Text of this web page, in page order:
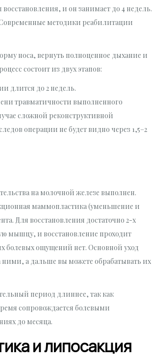
и он занимает до 4 недель.
методики реабилитации
носа, вернуть полноценное дыхание и
состоит из двух этапов:
длится до 2 недель.
травматичности выполненного
сложной реконструктивной
операции не будет видно через 1,5–2
на молочной железе выполнен.
маммопластика (уменьшение и
Для восстановления достаточно 2-х
мышцу, и восстановление проходит
болевых ощущений нет. Основной уход
а дальше вы можете обрабатывать их
период длиннее, так как
сопровождается болевыми
до месяца.
и липосакция